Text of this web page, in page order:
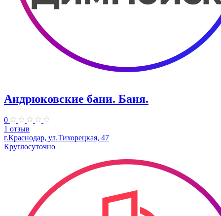
Андрюковские бани. Баня.
0
1 отзыв
г.Краснодар, ул.Тихорецкая, 47
Круглосуточно